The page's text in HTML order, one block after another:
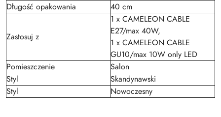
Długość opakowania
40 cm
Zastosuj z
1 x CAMELEON CABLE
E27/max 40W,
1 x CAMELEON CABLE
GU10/max 10W only LED
Pomieszczenie
Salon
Styl
Skandynawski
Styl
Nowoczesny